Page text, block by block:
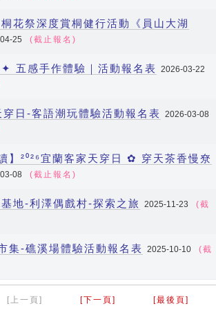
花祭深度賞桐健行活動《員山大湖
25 (截止報名)
五感手作體驗｜活動報名表 2026-03-22
日-客語潮玩體驗活動報名表 2026-03-08
】²⁰²⁶宜蘭客家天穿日 ✿ 穿天茶香慢尞
08 (截止報名)
地-利澤偶戲村-探索之旅 2025-11-23
(截
集-礁溪場體驗活動報名表 2025-10-10
(截
[上一頁] [下一頁] [最後頁]